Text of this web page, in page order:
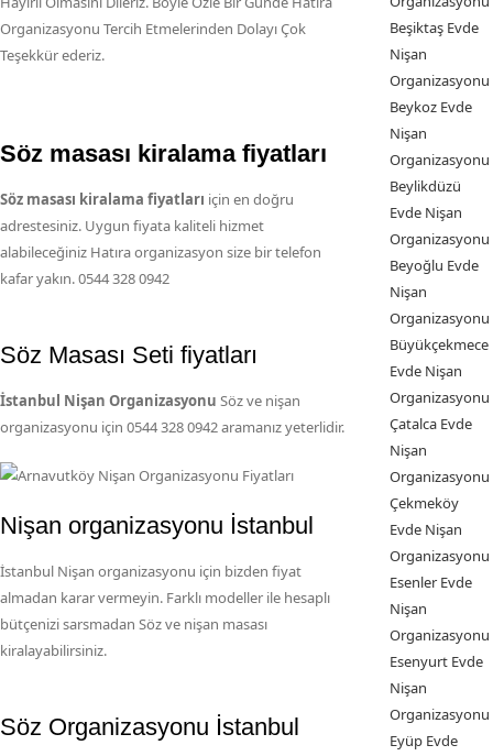
Organizasyonu Tercih Etmelerinden Dolayı Çok
Teşekkür ederiz.
Söz masası kiralama fiyatları
Söz masası kiralama fiyatları için en doğru
adrestesiniz. Uygun fiyata kaliteli hizmet
alabileceğiniz Hatıra organizasyon size bir telefon
kafar yakın. 0544 328 0942
Söz Masası Seti fiyatları
İstanbul Nişan Organizasyonu Söz ve nişan
organizasyonu için 0544 328 0942 aramanız yeterlidir.
Nişan organizasyonu İstanbul
İstanbul Nişan organizasyonu için bizden fiyat
almadan karar vermeyin. Farklı modeller ile hesaplı
bütçenizi sarsmadan Söz ve nişan masası
kiralayabilirsiniz.
Söz Organizasyonu İstanbul
Beşiktaş Evde
Nişan
Organizasyonu
Beykoz Evde
Nişan
Organizasyonu
Beylikdüzü
Evde Nişan
Organizasyonu
Beyoğlu Evde
Nişan
Organizasyonu
Büyükçekmece
Evde Nişan
Organizasyonu
Çatalca Evde
Nişan
Organizasyonu
Çekmeköy
Evde Nişan
Organizasyonu
Esenler Evde
Nişan
Organizasyonu
Esenyurt Evde
Nişan
Organizasyonu
Eyüp Evde